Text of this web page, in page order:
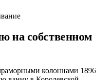
на собственном
колоннами 1896